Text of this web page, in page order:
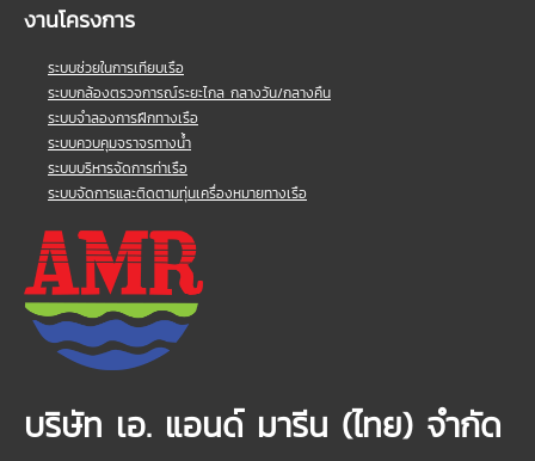
งานโครงการ
ระบบช่วยในการเทียบเรือ
ระบบกล้องตรวจการณ์ระยะไกล กลางวัน/กลางคืน
ระบบจำลองการฝึกทางเรือ
ระบบควบคุมจราจรทางน้ำ
ระบบบริหารจัดการท่าเรือ
ระบบจัดการและติดตามทุ่นเครื่องหมายทางเรือ
บริษัท เอ. แอนด์ มารีน (ไทย) จำกัด